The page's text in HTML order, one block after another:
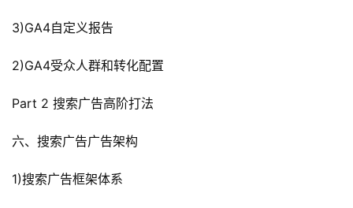
3)GA4自定义报告
2)GA4受众人群和转化配置
Part 2 搜索广告高阶打法
六、搜索广告广告架构
1)搜索广告框架体系